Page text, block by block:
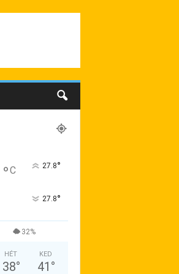
°C 27.8°
27.8°
32%
HÉT
38°
KED
41 °